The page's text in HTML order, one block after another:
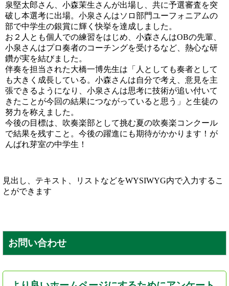
泉堅太郎さん、小森茉生さんが出場し、共に予選審査を突
破し本選考に出場。小泉さんはソロ部門ユーフォニアムの
部で中学生の銀賞に輝く快挙を達成しました。
お２人とも個人での練習をはじめ、小森さんはOBの先輩、
小泉さんはプロ奏者のコーチングを受けるなど、熱心な研
鑽が実を結びました。
伴奏を担当された大橋一博先生は「人としても奏者として
も大きく成長している。小森さんは自分で考え、意見を主
張できるようになり、小泉さんは思考に技術が追い付いて
きたことが今回の結果につながっていると思う」と生徒の
努力を称えました。
今後の目標は、吹奏楽部として挑む夏の吹奏楽コンクール
で結果を残すこと。今後の躍進にも期待がかかります！が
んばれ芽室の中学生！
見出し、テキスト、リストなどをWYSIWYG内で入力するこ
とができます
お問い合わせ